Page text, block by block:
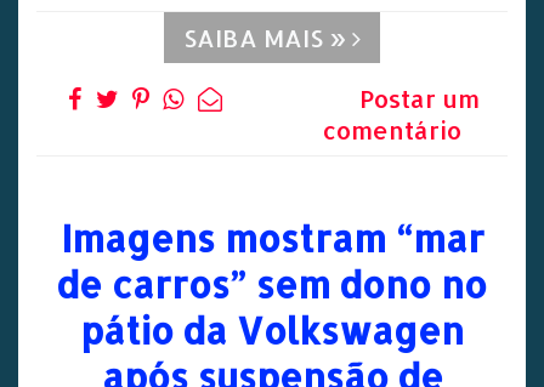
SAIBA MAIS »
Postar um
comentário
Imagens mostram “mar
de carros” sem dono no
pátio da Volkswagen
após suspensão de